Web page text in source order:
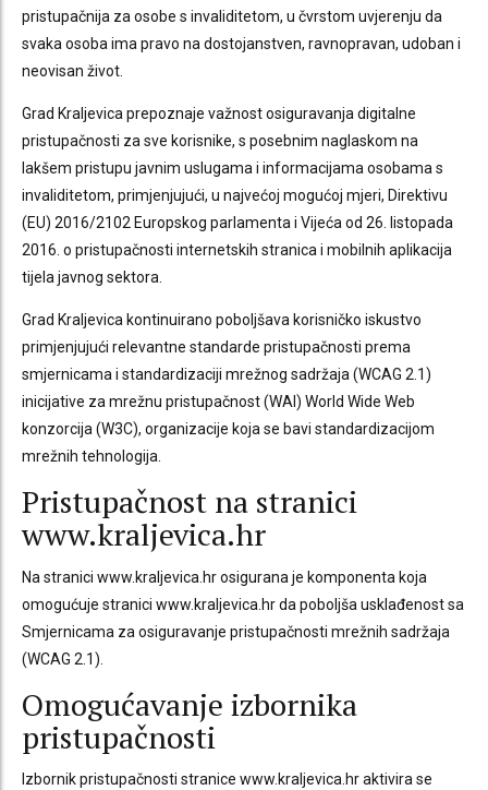
pristupačnija za osobe s invaliditetom, u čvrstom uvjerenju da
svaka osoba ima pravo na dostojanstven, ravnopravan, udoban i
neovisan život.
Grad Kraljevica prepoznaje važnost osiguravanja digitalne
pristupačnosti za sve korisnike, s posebnim naglaskom na
lakšem pristupu javnim uslugama i informacijama osobama s
invaliditetom, primjenjujući, u najvećoj mogućoj mjeri, Direktivu
(EU) 2016/2102 Europskog parlamenta i Vijeća od 26. listopada
2016. o pristupačnosti internetskih stranica i mobilnih aplikacija
tijela javnog sektora.
Grad Kraljevica kontinuirano poboljšava korisničko iskustvo
primjenjujući relevantne standarde pristupačnosti prema
smjernicama i standardizaciji mrežnog sadržaja (WCAG 2.1)
inicijative za mrežnu pristupačnost (WAI) World Wide Web
konzorcija (W3C), organizacije koja se bavi standardizacijom
mrežnih tehnologija.
Pristupačnost na stranici
www.kraljevica.hr
Na stranici www.kraljevica.hr osigurana je komponenta koja
omogućuje stranici www.kraljevica.hr da poboljša usklađenost sa
Smjernicama za osiguravanje pristupačnosti mrežnih sadržaja
(WCAG 2.1).
Omogućavanje izbornika
pristupačnosti
Izbornik pristupačnosti stranice www.kraljevica.hr aktivira se